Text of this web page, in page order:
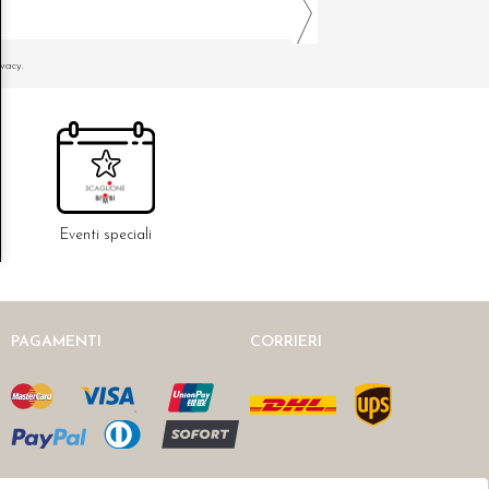
Eventi speciali
PAGAMENTI CORRIERI